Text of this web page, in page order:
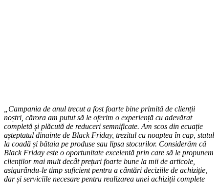
„Campania de anul trecut a fost foarte bine primită de clienții
noștri, cărora am putut să le oferim o experiență cu adevărat
completă și plăcută de reduceri semnificate. Am scos din ecuație
așteptatul dinainte de Black Friday, trezitul cu noaptea în cap, statul
la coadă și bătaia pe produse sau lipsa stocurilor. Considerăm că
Black Friday este o oportunitate excelentă prin care să le propunem
clienților mai mult decât prețuri foarte bune la mii de articole,
asigurându-le timp suficient pentru a cântări deciziile de achiziție,
dar și serviciile necesare pentru realizarea unei achiziții complete